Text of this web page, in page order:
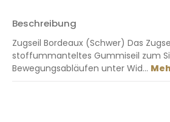
Beschreibung
Zugseil Bordeaux (Schwer) Das
stoffummanteltes Gummiseil zum
Bewegungsabläufen unter Wid…